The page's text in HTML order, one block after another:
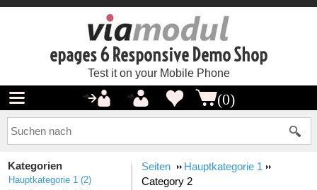
epages 6 Responsive Demo Shop
Test it on your Mobile Phone
(0)
Kategorien
Hauptkategorie 1 (2)
Seiten
Hauptkategorie 1
Category 2